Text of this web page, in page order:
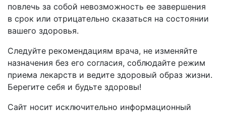
повлечь за собой невозможность ее завершения
в срок или отрицательно сказаться на состоянии
вашего здоровья.
Следуйте рекомендациям врача, не изменяйте
назначения без его согласия, соблюдайте режим
приема лекарств и ведите здоровый образ жизни.
Берегите себя и будьте здоровы!
Сайт носит исключительно информационный